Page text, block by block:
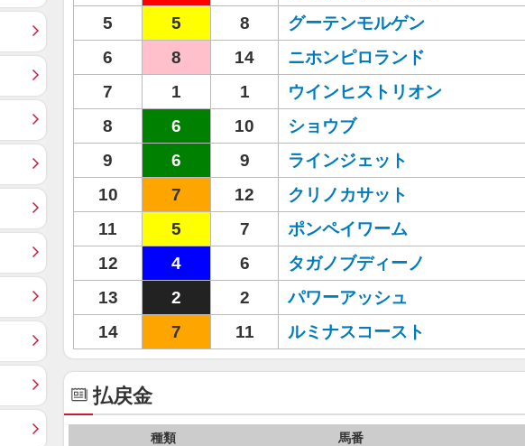
5
5 8 グーテンモルゲン
6
8 14 ニホンピロランド
7
1 1 ウインヒストリオン
8
6 10 ショウブ
9
6 9 ラインジェット
10
7 12 クリノカサット
11
5 7 ポンペイワーム
12
4 6 タガノブディーノ
13
2 2 パワーアッシュ
14
7 11 ルミナスコースト
払戻金
種類 馬番